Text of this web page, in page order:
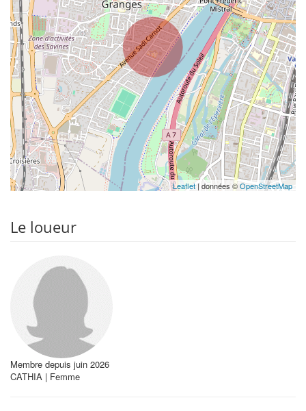
Leaflet| données ©OpenStreetMap
Le loueur
Membre depuis juin 2026
CATHIA | Femme